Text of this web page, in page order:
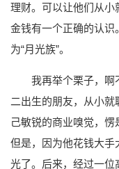
理财。可以让他们从
金钱有一个正确的认
为“月光族”。
我再举个栗子，啊
二出生的朋友，从小
己敏锐的商业嗅觉，愣
但是，因为他花钱大手
光了。后来，经过一